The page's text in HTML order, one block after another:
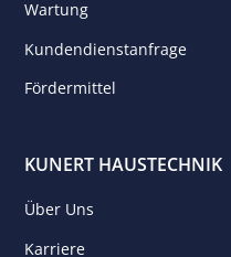
Wartung
Kunden­dienst­anfrage
Fördermittel
KUNERT HAUSTECHNIK
Über Uns
Karriere